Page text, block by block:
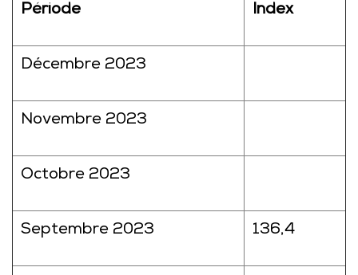
Période Index
Décembre 2023
Novembre 2023
Octobre 2023
Septembre 2023 136,4